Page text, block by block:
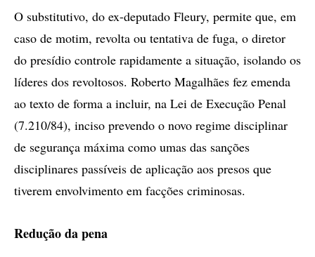
O substitutivo, do ex-deputado Fleury, permite que, em
caso de motim, revolta ou tentativa de fuga, o diretor
do presídio controle rapidamente a situação, isolando os
líderes dos revoltosos. Roberto Magalhães fez emenda
ao texto de forma a incluir, na Lei de Execução Penal
(7.210/84), inciso prevendo o novo regime disciplinar
de segurança máxima como umas das sanções
disciplinares passíveis de aplicação aos presos que
tiverem envolvimento em facções criminosas.
Redução da pena